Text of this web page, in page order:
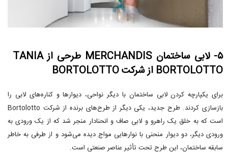
۵- لابی ساختمان MERCHANDIS طرحی از TANIA
BORTOLOTTO از شرکت BORTOLOTTO
برای یکپارچه کردن لابی ساختمان با دیگر نواحی، دیوارها و کناره‌های لابی را
بازسازی کردند. طرح جدید، یکی دیگر از طرح‌های برنده از شرکت Bortolotto
است که به خلق یک راهرو و لابی صاف و انحنادار منجر شد که از یک ورودی به
ورودی دیگر، دو دیوار منحنی با نوارهایی مواج دیده می‌شود و از طرفی به خاطر
سابقه ساختمان، این طرح تحت تأثیر عناصر صنعتی است.